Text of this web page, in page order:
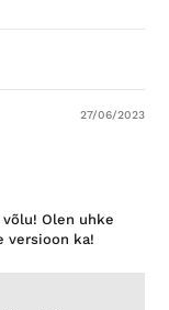
27/06/2023
Olen uhke
versioon ka!